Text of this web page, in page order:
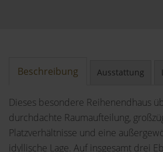
Beschreibung Ausstattung
Dieses besondere Reihenendhaus
durchdachte Raumaufteilung,
Platzverhältnisse und eine
idyllische Lage. Auf insgesamt drei